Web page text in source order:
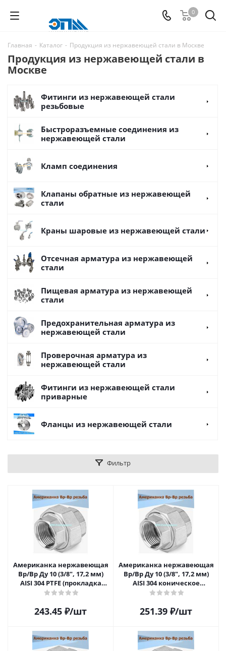
0
Главная - Каталог - Продукция из нержавеющей стали в Москве
Продукция из нержавеющей стали в
Москве
Фитинги из нержавеющей стали
резьбовые
Быстроразъемные соединения из
нержавеющей стали
Кламп соединения
Клапаны обратные из нержавеющей
стали
Краны шаровые из нержавеющей стали
Отсечная арматура из нержавеющей
стали
Пищевая арматура из нержавеющей
стали
Предохранительная арматура из
нержавеющей стали
Проверочная арматура из
нержавеющей стали
Фитинги из нержавеющей стали
приварные
Фланцы из нержавеющей стали
Фильтр
Американка нержавеющая
Вр/Вр Ду 10 (3/8", 17,2 мм)
AISI 304 PTFE (прокладка
фторопластовая)
243.45 ₽/шт
Американка нержавеющая
Вр/Вр Ду 10 (3/8", 17,2 мм)
AISI 304 коническое
уплотнение
251.39 ₽/шт